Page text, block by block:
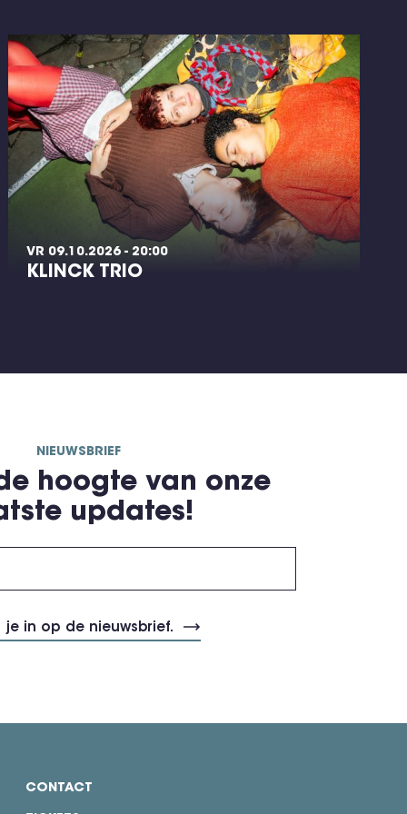
VR 09.10.2026 - 20:00
KLINCK TRIO
NIEUWSBRIEF
hoogte van onze
updates!
CONTACT